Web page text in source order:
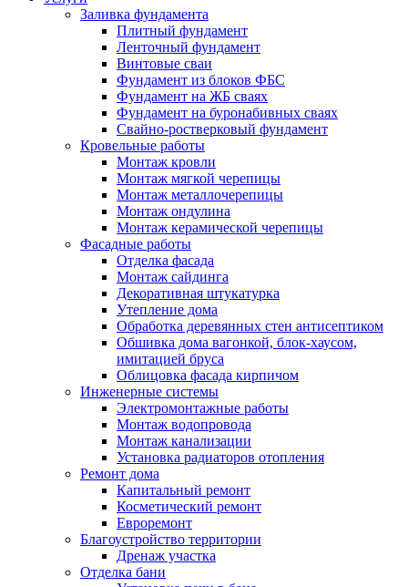
Заливка фундамента
Плитный фундамент
Ленточный фундамент
Винтовые сваи
Фундамент из блоков ФБС
Фундамент на ЖБ сваях
Фундамент на буронабивных сваях
Свайно-ростверковый фундамент
Кровельные работы
Монтаж кровли
Монтаж мягкой черепицы
Монтаж металлочерепицы
Монтаж ондулина
Монтаж керамической черепицы
Фасадные работы
Отделка фасада
Монтаж сайдинга
Декоративная штукатурка
Утепление дома
Обработка деревянных стен антисептиком
Обшивка дома вагонкой, блок-хаусом,
имитацией бруса
Облицовка фасада кирпичом
Инженерные системы
Электромонтажные работы
Монтаж водопровода
Монтаж канализации
Установка радиаторов отопления
Ремонт дома
Капитальный ремонт
Косметический ремонт
Евроремонт
Благоустройство территории
Дренаж участка
Отделка бани